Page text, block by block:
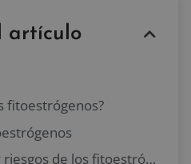
artículo
fitoestrógenos?
Beneficios y riesgos de los fitoestrógenos